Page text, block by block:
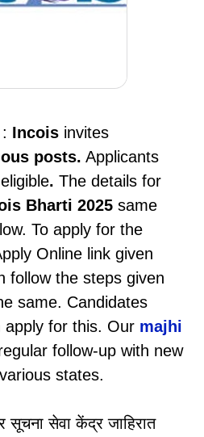
: Incois invites
posts. Applicants
. The details for
Bharti 2025 same
To apply for the
Online link given
follow the steps given
same. Candidates
apply for this. Our majhi
follow-up with new
states.
सूचना सेवा केंद्र जाहिरात